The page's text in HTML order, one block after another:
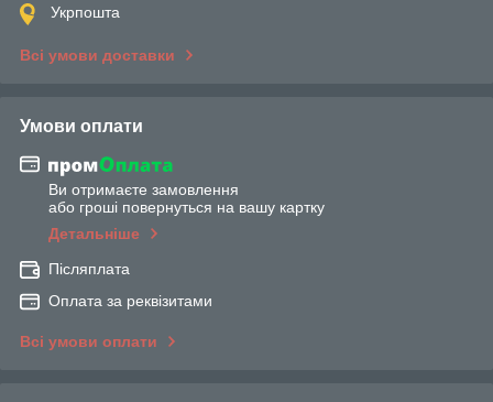
Укрпошта
Всі умови доставки
Умови оплати
Ви отримаєте замовлення
або гроші повернуться на вашу картку
Детальніше
Післяплата
Оплата за реквізитами
Всі умови оплати